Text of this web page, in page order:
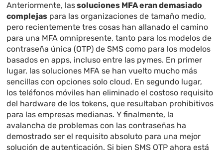
Anteriormente, lassoluciones MFA eran demasiado
complejas para las organizaciones de tamaño medio,
pero recientemente tres cosas han allanado el camino
para una MFA omnipresente, tanto para los modelos de
contraseña única (OTP) de SMS como para los modelos
basados en apps, incluso entre las pymes. En primer
lugar, las soluciones MFA se han vuelto mucho más
sencillas con opciones solo cloud. En segundo lugar,
los teléfonos móviles han eliminado el costoso requisito
del hardware de los tokens, que resultaban prohibitivos
para las empresas medianas. Y finalmente, la
avalancha de problemas con las contraseñas ha
demostrado ser el requisito absoluto para una mejor
solución de autenticación. Si bien SMS OTP ahora está